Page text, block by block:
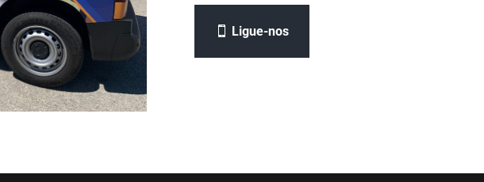
Ligue-nos